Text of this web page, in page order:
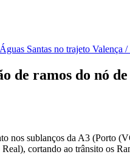
Santas no trajeto Valença
ramos do nó
nos sublanços da A3 (Porto
cortando ao trânsito os